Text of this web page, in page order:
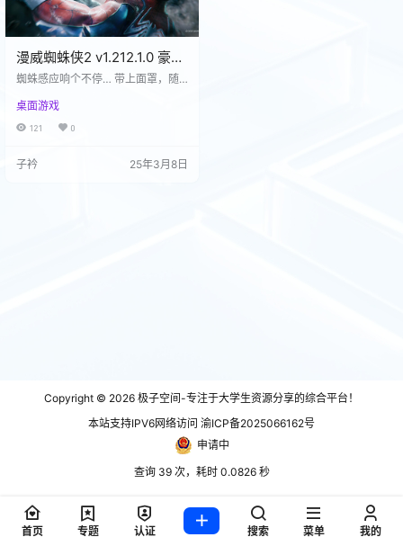
漫威蜘蛛侠2 v1.212.1.0 豪华
中文版 全DLC 附单独升级补
蜘蛛感应响个不停… 带上面罩，随
荡到PC平台，体验更多蛛丝交错的
精彩英雄故事。 本作由Insomniac
困！ 彼得·帕克与迈尔斯·墨拉莱斯这
桌面游戏
121 0
子衿 25年3月8日
Copyright © 2026 极子空间-专注于大学生资源分享的综合平台！
本站支持IPV6网络访问 渝ICP备2025066162号
申请中
查询 39 次，耗时 0.0826 秒
首页 专题 认证 搜索 菜单 我的